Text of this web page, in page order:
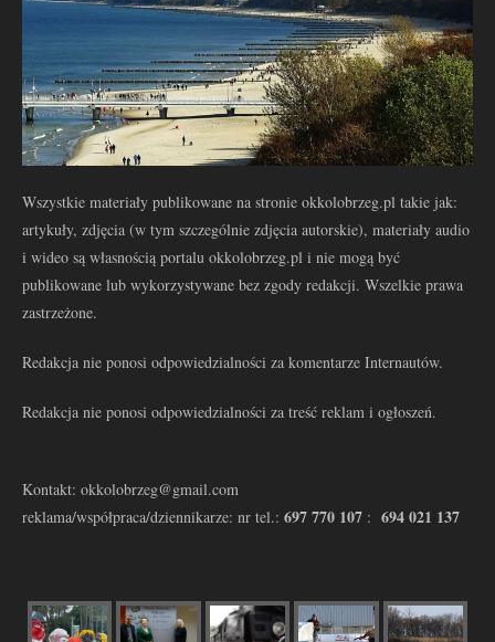
Wszystkie materiały publikowane na stronie okkolobrzeg.pl takie jak:
artykuły, zdjęcia (w tym szczególnie zdjęcia autorskie), materiały audio
i wideo są własnością portalu okkolobrzeg.pl i nie mogą być
publikowane lub wykorzystywane bez zgody redakcji. Wszelkie prawa
zastrzeżone.
Redakcja nie ponosi odpowiedzialności za komentarze Internautów.
Redakcja nie ponosi odpowiedzialności za treść reklam i ogłoszeń.
Kontakt: okkolobrzeg@gmail.com
reklama/współpraca/dziennikarze: nr tel.: 697 770 107 : 694 021 137